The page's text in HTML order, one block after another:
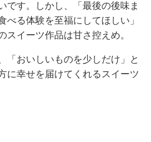
です。しかし、「最後の後味ま
べる体験を至福にしてほしい」
スイーツ作品は甘さ控えめ。
「おいしいものを少しだけ」と
に幸せを届けてくれるスイーツ